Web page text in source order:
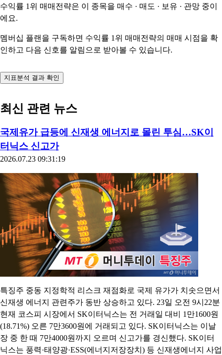
수익률 1위 매매전략은 이 종목을 매수 · 매도 · 보유 · 관망 중이
에요.
멤버십 플랜을 구독하면 수익률 1위 매매전략의 매매 시점을 확
인하고 다음 신호를 알림으로 받아볼 수 있습니다.
지표분석 결과 확인
최신 관련 뉴스
국제유가 급등에 신재생 에너지로 몰린 투심…SK이
터닉스 신고가
2026.07.23 09:31:19
특징주 중동 지정학적 리스크 재점화로 국제 유가가 치솟으면서
신재생 에너지 관련주가 동반 상승하고 있다. 23일 오전 9시22분
현재 코스피 시장에서 SK이터닉스는 전 거래일 대비 1만1600원
(18.71%) 오른 7만3600원에 거래되고 있다. SK이터닉스는 이날
장 중 한 때 7만4000원까지 오르며 신고가를 경신했다. SK이터
닉스는 풍력·태양광·ESS(에너지저장장치) 등 신재생에너지 사업